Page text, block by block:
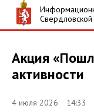
Свердловской
Акция
активности
4 июля 2026 14:33